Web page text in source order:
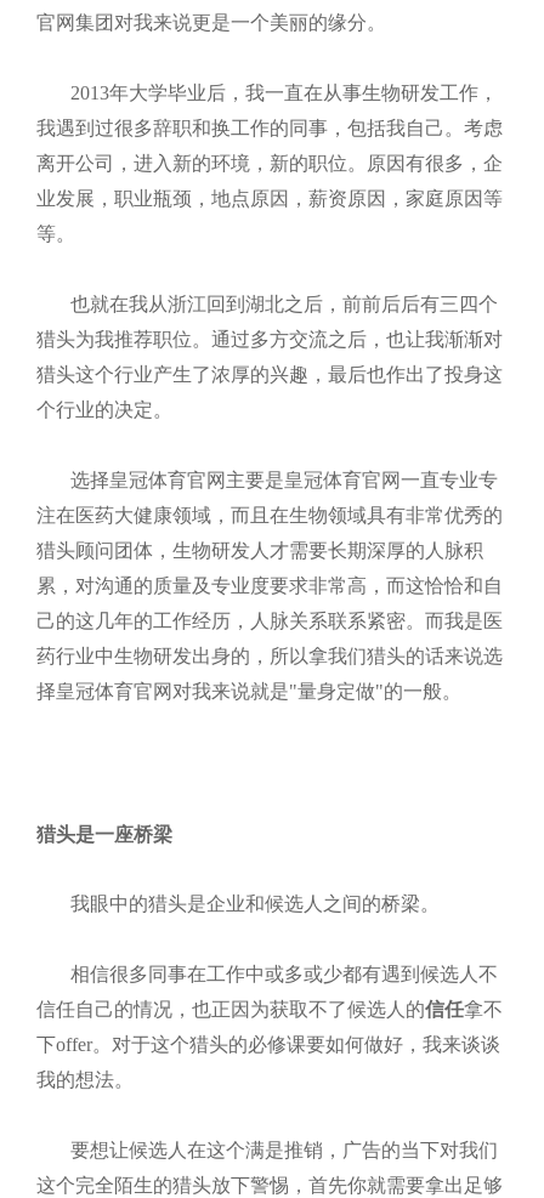
官网集团对我来说更是一个美丽的缘分。
2013年大学毕业后，我一直在从事生物研发工作，
我遇到过很多辞职和换工作的同事，包括我自己。考虑
离开公司，进入新的环境，新的职位。原因有很多，企
业发展，职业瓶颈，地点原因，薪资原因，家庭原因等
等。
也就在我从浙江回到湖北之后，前前后后有三四个
猎头为我推荐职位。通过多方交流之后，也让我渐渐对
猎头这个行业产生了浓厚的兴趣，最后也作出了投身这
个行业的决定。
选择皇冠体育官网主要是皇冠体育官网一直专业专
注在医药大健康领域，而且在生物领域具有非常优秀的
猎头顾问团体，生物研发人才需要长期深厚的人脉积
累，对沟通的质量及专业度要求非常高，而这恰恰和自
己的这几年的工作经历，人脉关系联系紧密。而我是医
药行业中生物研发出身的，所以拿我们猎头的话来说选
择皇冠体育官网对我来说就是"量身定做"的一般。
猎头是一座桥梁
我眼中的猎头是企业和候选人之间的桥梁。
相信很多同事在工作中或多或少都有遇到候选人不
信任自己的情况，也正因为获取不了候选人的信任拿不
下offer。对于这个猎头的必修课要如何做好，我来谈谈
我的想法。
要想让候选人在这个满是推销，广告的当下对我们
这个完全陌生的猎头放下警惕，首先你就需要拿出足够